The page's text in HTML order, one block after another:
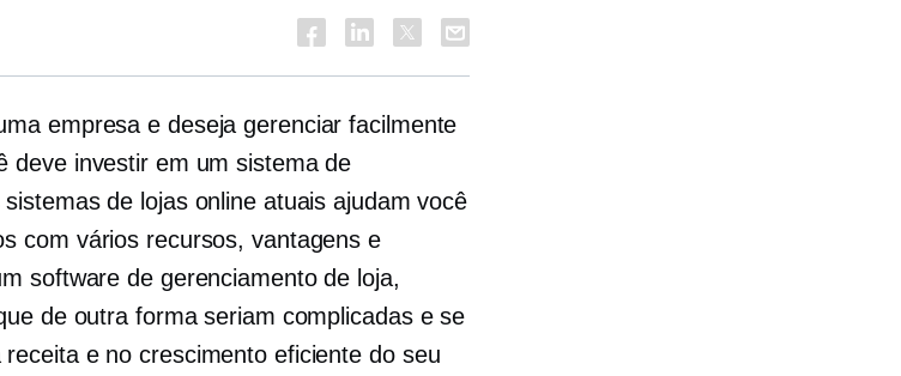
empresa e deseja gerenciar facilmente
deve investir em um sistema de
de lojas online atuais ajudam você
com vários recursos, vantagens e
software de gerenciamento de loja,
de outra forma seriam complicadas e se
e no crescimento eficiente do seu